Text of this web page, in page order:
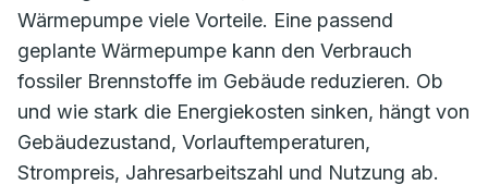
Wärmepumpe viele Vorteile. Eine passend
geplante Wärmepumpe kann den Verbrauch
fossiler Brennstoffe im Gebäude reduzieren. Ob
und wie stark die Energiekosten sinken, hängt von
Gebäudezustand, Vorlauftemperaturen,
Strompreis, Jahresarbeitszahl und Nutzung ab.